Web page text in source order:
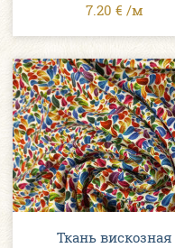
7.20 € /м
Ткань вискозная